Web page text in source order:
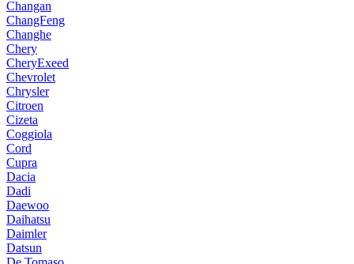
Changan
ChangFeng
Changhe
Chery
CheryExeed
Chevrolet
Chrysler
Citroen
Cizeta
Coggiola
Cord
Cupra
Dacia
Dadi
Daewoo
Daihatsu
Daimler
Datsun